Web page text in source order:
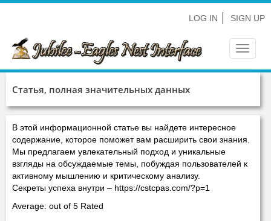
LOG IN SIGN UP
Toggle
Статья, полная значительных данных
В этой информационной статье вы найдете интересное
содержание, которое поможет вам расширить свои знания.
Мы предлагаем увлекательный подход и уникальные
взгляды на обсуждаемые темы, побуждая пользователей к
активному мышлению и критическому анализу.
Секреты успеха внутри – https://cstcpas.com/?p=1
Average: out of 5 Rated